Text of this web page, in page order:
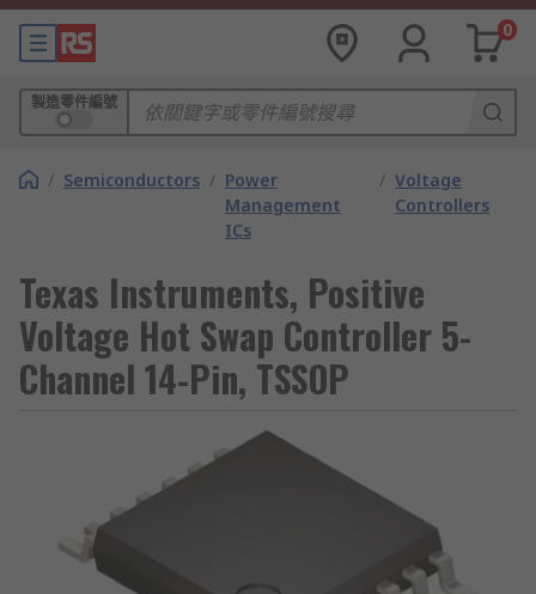
0
製造零件編號
/ Semiconductors / Power
Management
ICs
/ Voltage
Controllers
Texas Instruments, Positive
Voltage Hot Swap Controller 5-
Channel 14-Pin, TSSOP